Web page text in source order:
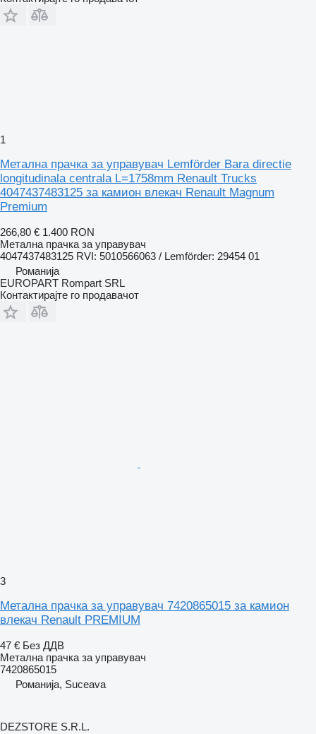
1
Метална прачка за управувач Lemförder Bara directie
longitudinala centrala L=1758mm Renault Trucks
4047437483125 за камион влекач Renault Magnum
Premium
266,80 € 1.400 RON
Метална прачка за управувач
4047437483125 RVI: 5010566063 / Lemförder: 29454 01
Романија
EUROPART Rompart SRL
Контактирајте го продавачот
3
Метална прачка за управувач 7420865015 за камион
влекач Renault PREMIUM
47 € Без ДДВ
Метална прачка за управувач
7420865015
Романија, Suceava
DEZSTORE S.R.L.